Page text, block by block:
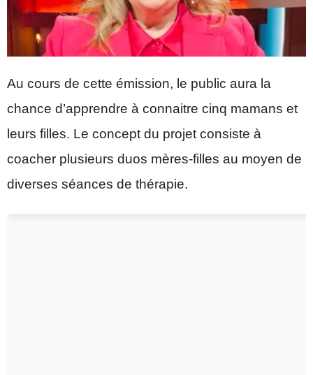
Au cours de cette émission, le public aura la
chance d’apprendre à connaitre cinq mamans et
leurs filles. Le concept du projet consiste à
coacher plusieurs duos mères-filles au moyen de
diverses séances de thérapie.